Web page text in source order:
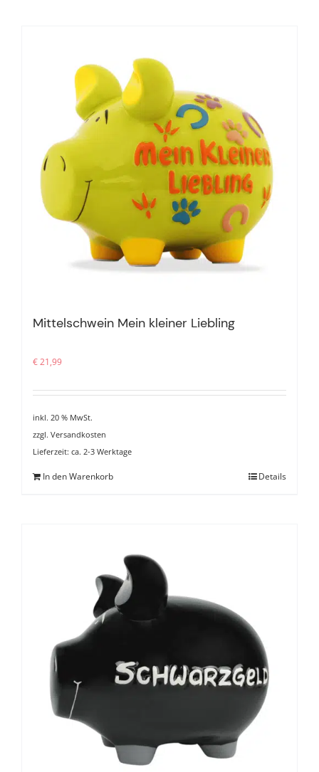
Mittelschwein Mein kleiner Liebling
€21,99
inkl. 20 % MwSt.
zzgl. Versandkosten
Lieferzeit: ca. 2-3 Werktage
In den Warenkorb Details